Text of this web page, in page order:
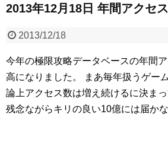
2013年12月18日 年間アクセ
2013/12/18
今年の極限攻略データベースの年間
高になりました。
まあ毎年扱うゲー
論上アクセス数は増え続けるに決まっ
残念ながらキリの良い10億には届かな